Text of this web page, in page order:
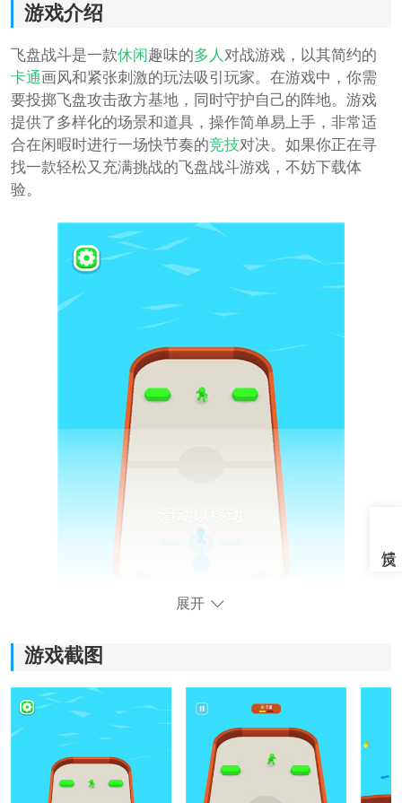
游戏介绍
飞盘战斗是一款休闲趣味的多人对战游戏，以其简约的
卡通画风和紧张刺激的玩法吸引玩家。在游戏中，你需
要投掷飞盘攻击敌方基地，同时守护自己的阵地。游戏
提供了多样化的场景和道具，操作简单易上手，非常适
合在闲暇时进行一场快节奏的竞技对决。如果你正在寻
找一款轻松又充满挑战的飞盘战斗游戏，不妨下载体
验。
飞盘战斗游戏特色：
1、简约竞技场：
展开
游戏截图